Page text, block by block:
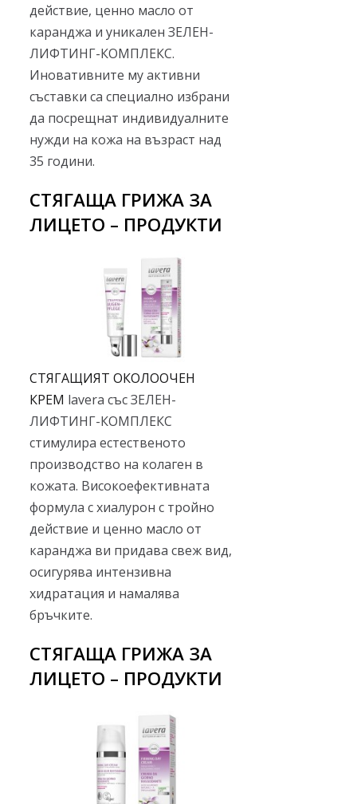
действие, ценно масло от
каранджа и уникален ЗЕЛЕН-
ЛИФТИНГ-КОМПЛЕКС.
Иновативните му активни
съставки са специално избрани
да посрещнат индивидуалните
нужди на кожа на възраст над
35 години.
СТЯГАЩА ГРИЖА ЗА
ЛИЦЕТО – ПРОДУКТИ
СТЯГАЩИЯТ ОКОЛООЧЕН
КРЕМ lavera със ЗЕЛЕН-
ЛИФТИНГ-КОМПЛЕКС
стимулира естественото
производство на колаген в
кожата. Високоефективната
формула с хиалурон с тройно
действие и ценно масло от
каранджа ви придава свеж вид,
осигурява интензивна
хидратация и намалява
бръчките.
СТЯГАЩА ГРИЖА ЗА
ЛИЦЕТО – ПРОДУКТИ